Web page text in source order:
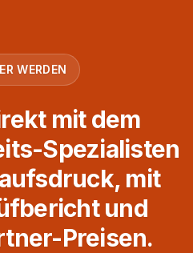
WERDEN
mit dem
Spezialisten
mit
und
Preisen.